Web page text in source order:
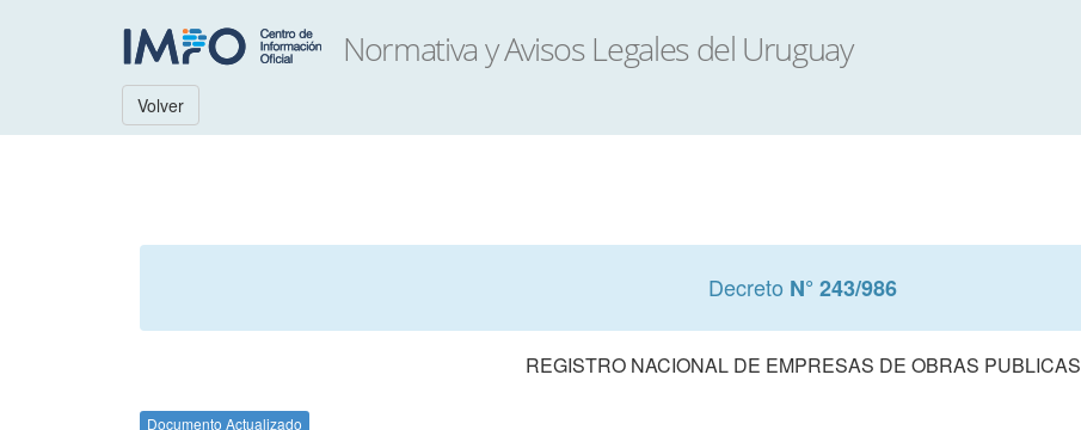
Volver
Decreto N° 243/986
REGISTRO NACIONAL DE EMPRESAS DE OBRAS PUBLICAS
Documento Actualizado